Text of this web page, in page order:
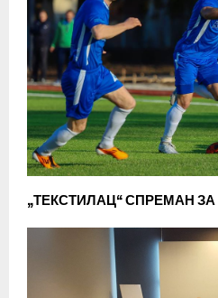
„ТЕКСТИЛАЦ“ СПРЕМАН